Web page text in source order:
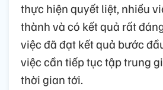
thực hiện quyết liệt, nhiều
thành và có kết quả rất
việc đã đạt kết quả bước
việc cần tiếp tục tập trung
thời gian tới.